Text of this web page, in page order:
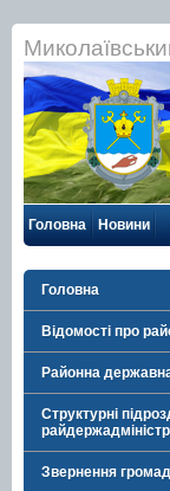
Головна Новини
Головна
Відомості про
Районна
Структурні
Звернення